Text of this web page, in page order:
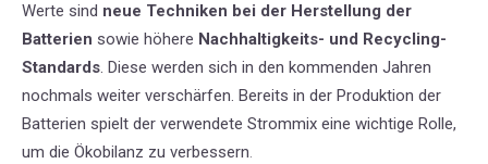
Werte sind neue Techniken bei der Herstellung der
Batterien sowie höhere Nachhaltigkeits- und Recycling-
Standards. Diese werden sich in den kommenden Jahren
nochmals weiter verschärfen. Bereits in der Produktion der
Batterien spielt der verwendete Strommix eine wichtige Rolle,
um die Ökobilanz zu verbessern.